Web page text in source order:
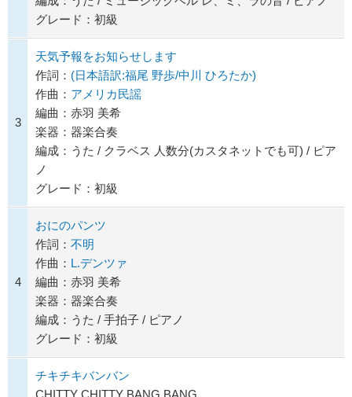
グレード：初級
3
天気予報をお知らせします
作詞： (日本語訳:福尾 野歩/中川 ひろたか)
作曲： アメリカ民謡
編曲：赤羽 美希
楽器：器楽合奏
編成：うた / クラベス 人数分(カスタネットでも可) / ピア
ノ
グレード：初級
4
おにのパンツ
作詞： 不明
作曲： L.デンツァ
編曲：赤羽 美希
楽器：器楽合奏
編成：うた / 手拍子 / ピアノ
グレード：初級
チキチキバンバン
CHITTY CHITTY BANG BANG